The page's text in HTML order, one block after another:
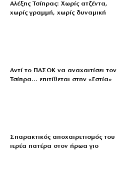
Αλέξης Τσίπρας: Χωρίς ατζέντα,
χωρίς γραμμή, χωρίς δυναμική
Αντί το ΠΑΣΟΚ να αναχαιτίσει τον
Τσίπρα… επιτίθεται στην «Εστία»
Σπαρακτικός αποχαιρετισμός του
ιερέα πατέρα στον ήρωα γιο